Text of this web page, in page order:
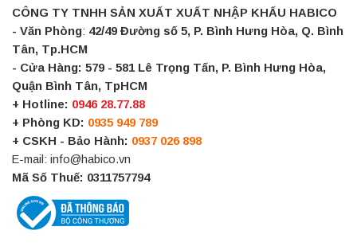
đẩy vào.
Một số đặc điểm của ray trượt ngăn kéo 2 tầng bao
gồm:
Tăng khả năng lưu trữ và tiện lợi cho người sử dụng.
và kích thước của nó.
Thiết kế chắc chắn, đảm bảo tính ổn định và an toàn khi sử dụng.
Dễ dàng lắp đặt vào các tủ hoặc đồ nội thất khác, tạo sự tiện lợi
cho việc sử dụng.
CÔNG TY TNHH SẢN XUẤT XUẤT NHẬP KHẨU HABICO
- Văn Phòng: 42/49 Đường số 5, P. Bình Hưng Hòa, Q. Bình
Tân, Tp.HCM
- Cửa Hàng: 579 - 581 Lê Trọng Tấn, P. Bình Hưng Hòa,
Quận Bình Tân, TpHCM
+ Hotline: 0946 28.77.88
+ Phòng KD: 0935 949 789
+ CSKH - Bảo Hành: 0937 026 898
E-mail: info@habico.vn
Mã Số Thuế: 0311757794